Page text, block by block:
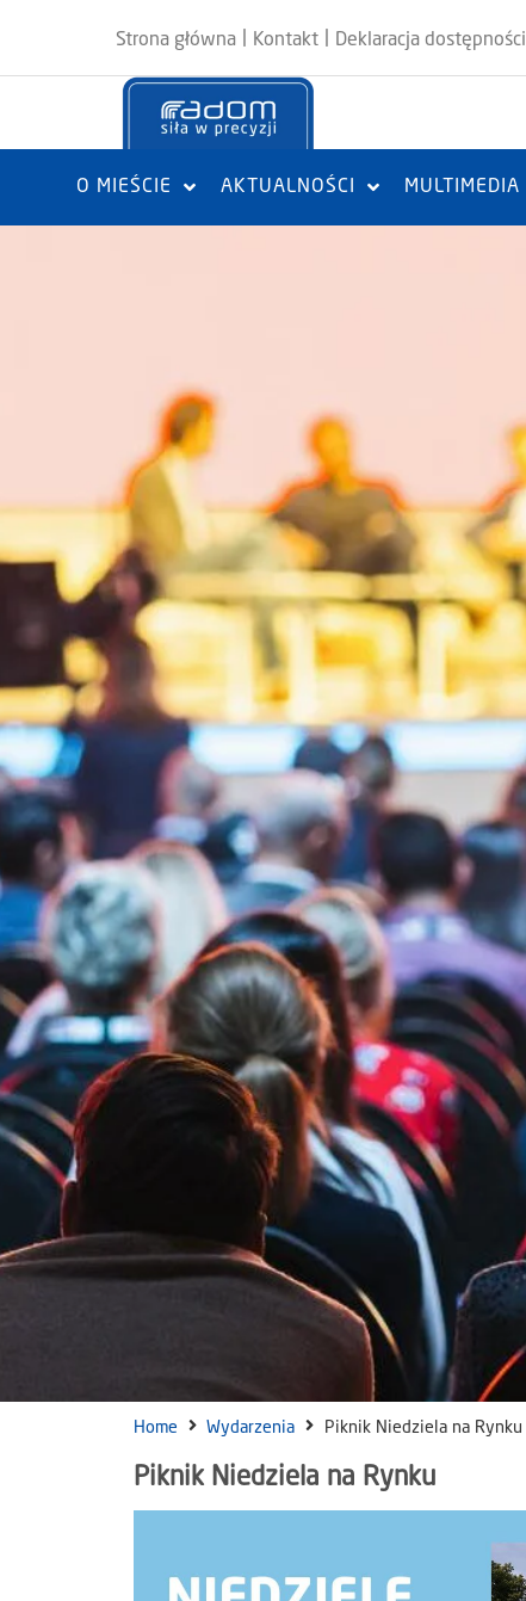
Strona główna Kontakt Deklaracja dostępności
O MIEŚCIE AKTUALNOŚCI MULTIMEDIA
Home Wydarzenia Piknik Niedziela na Rynku
Piknik Niedziela na Rynku